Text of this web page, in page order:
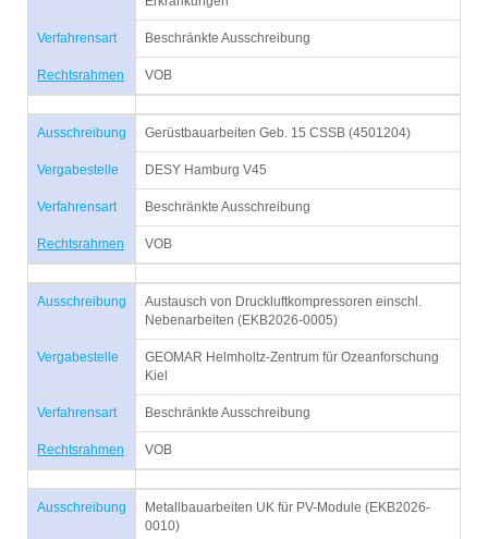
Verfahrensart Beschränkte Ausschreibung
Rechtsrahmen VOB
Ausschreibung Gerüstbauarbeiten Geb. 15 CSSB (4501204)
Vergabestelle DESY Hamburg V45
Verfahrensart Beschränkte Ausschreibung
Rechtsrahmen VOB
Ausschreibung
Austausch von Druckluftkompressoren einschl.
Nebenarbeiten (EKB2026-0005)
Vergabestelle
GEOMAR Helmholtz-Zentrum für Ozeanforschung
Kiel
Verfahrensart Beschränkte Ausschreibung
Rechtsrahmen VOB
Ausschreibung
Metallbauarbeiten UK für PV-Module (EKB2026-
0010)